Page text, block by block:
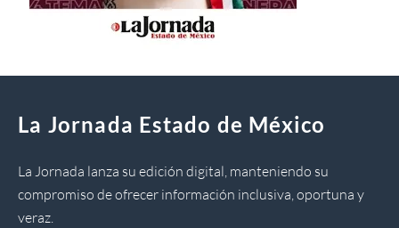
La Jornada Estado de México
La Jornada lanza su edición digital, manteniendo su
compromiso de ofrecer información inclusiva, oportuna y
veraz.